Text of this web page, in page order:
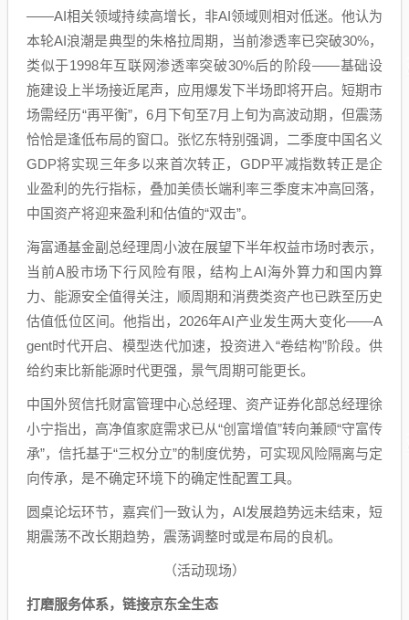
——AI相关领域持续高增长，非AI领域则相对低迷。他认为
本轮AI浪潮是典型的朱格拉周期，当前渗透率已突破30%，
类似于1998年互联网渗透率突破30%后的阶段——基础设
施建设上半场接近尾声，应用爆发下半场即将开启。短期市
场需经历“再平衡”，6月下旬至7月上旬为高波动期，但震荡
恰恰是逢低布局的窗口。张忆东特别强调，二季度中国名义
GDP将实现三年多以来首次转正，GDP平减指数转正是企
业盈利的先行指标，叠加美债长端利率三季度末冲高回落，
中国资产将迎来盈利和估值的“双击”。
海富通基金副总经理周小波在展望下半年权益市场时表示，
当前A股市场下行风险有限，结构上AI海外算力和国内算
力、能源安全值得关注，顺周期和消费类资产也已跌至历史
估值低位区间。他指出，2026年AI产业发生两大变化——A
gent时代开启、模型迭代加速，投资进入“卷结构”阶段。供
给约束比新能源时代更强，景气周期可能更长。
中国外贸信托财富管理中心总经理、资产证券化部总经理徐
小宁指出，高净值家庭需求已从“创富增值”转向兼顾“守富传
承”，信托基于“三权分立”的制度优势，可实现风险隔离与定
向传承，是不确定环境下的确定性配置工具。
圆桌论坛环节，嘉宾们一致认为，AI发展趋势远未结束，短
期震荡不改长期趋势，震荡调整时或是布局的良机。
（活动现场）
打磨服务体系，链接京东全生态